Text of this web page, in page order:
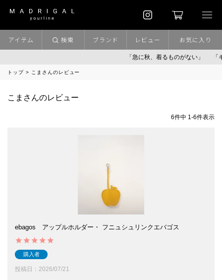
「急に秋、着るものがない」 「キ
アイテム 検索 ブランド レビュー お気に入り
トップ こまさんのレビュー
こまさんのレビュー
6件中 1-6件表示
ebagos アップルホルダー・ フニュシュリンクエバゴス
購入者
投稿日 2026/07/21